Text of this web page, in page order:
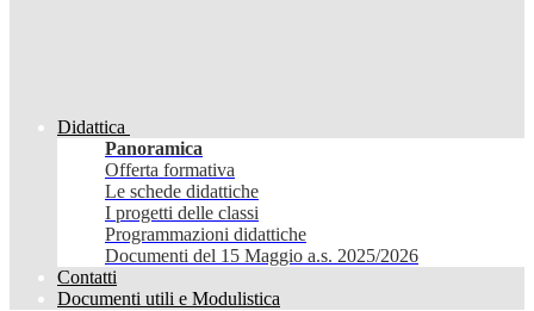
Didattica
Panoramica
Offerta formativa
Le schede didattiche
I progetti delle classi
Programmazioni didattiche
Documenti del 15 Maggio a.s. 2025/2026
Contatti
Documenti utili e Modulistica